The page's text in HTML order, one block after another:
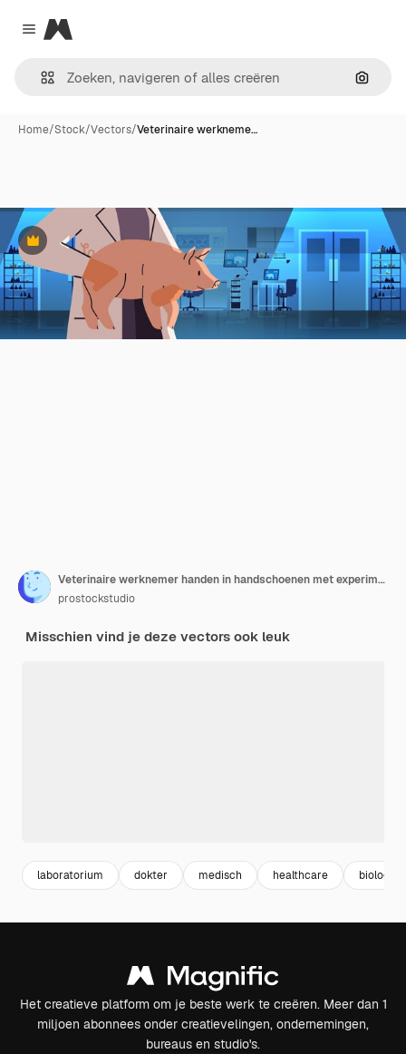
Close menu
Magnific
Home/Stock/Vectors/Veterinaire werkneme…
Premium
Veterinaire werknemer handen in handschoenen met experimentele varkenswetenschapper die experimenten doet in het laboratorium met biologisch genetisch manipulatieonderzoek
prostockstudio
Misschien vind je deze vectors ook leuk
laboratorium dokter medisch healthcare biologie
Het creatieve platform om je beste werk te creëren. Meer dan 1
miljoen abonnees onder creatievelingen, ondernemingen,
bureaus en studio's.